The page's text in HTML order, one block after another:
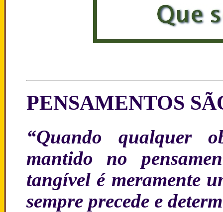
PENSAMENTOS
“Quando qualquer
mantido no
tangível é meramente
sempre precede e